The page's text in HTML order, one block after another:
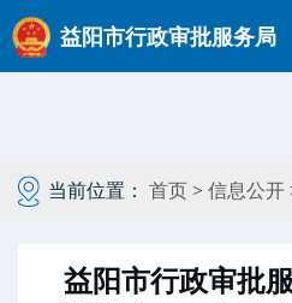
益阳市行政审批服务局
当前位置： 首页 > 信息公开
益阳市行政审批